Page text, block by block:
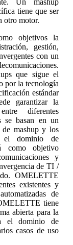
Un mashup
tiene que ser
otro motor.
objetivos la
gestión,
con un
que sigue el
por la tecnología
estándar
garantizar la
diferentes
se basan en un
de mashup y los
el dominio de
como objetivo
y
de TI /
OMELETTE
existentes y
de
tiene
abierta para la
el dominio de
casos de uso